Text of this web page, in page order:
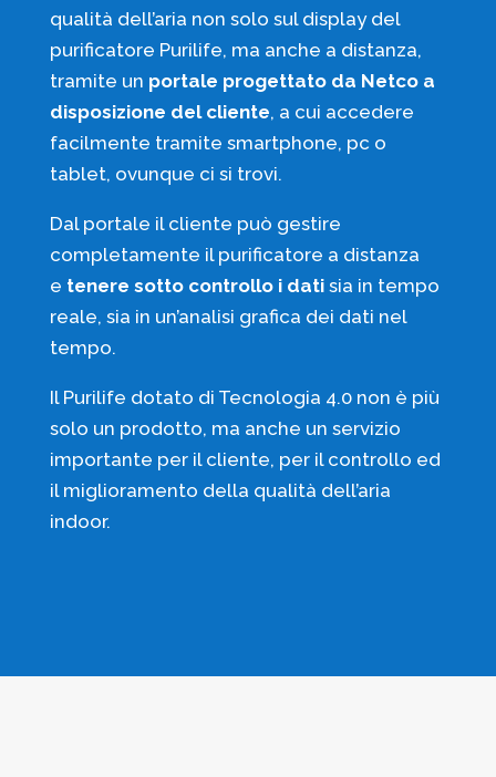
qualità dell’aria non solo sul display del
purificatore Purilife, ma anche a distanza,
tramite un portale progettato da Netco a
disposizione del cliente, a cui accedere
facilmente tramite smartphone, pc o
tablet, ovunque ci si trovi.
Dal portale il cliente può gestire
completamente il purificatore a distanza
e tenere sotto controllo i dati sia in tempo
reale, sia in un’analisi grafica dei dati nel
tempo.
Il Purilife dotato di Tecnologia 4.0 non è più
solo un prodotto, ma anche un servizio
importante per il cliente, per il controllo ed
il miglioramento della qualità dell’aria
indoor.